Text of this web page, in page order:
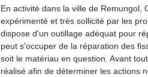
En activité dans la ville de Remungol,
expérimenté et très sollicité par les
dispose d'un outillage adéquat pour
peut s'occuper de la réparation des
soit le matériau en question. Avant
réalisé afin de déterminer les actions